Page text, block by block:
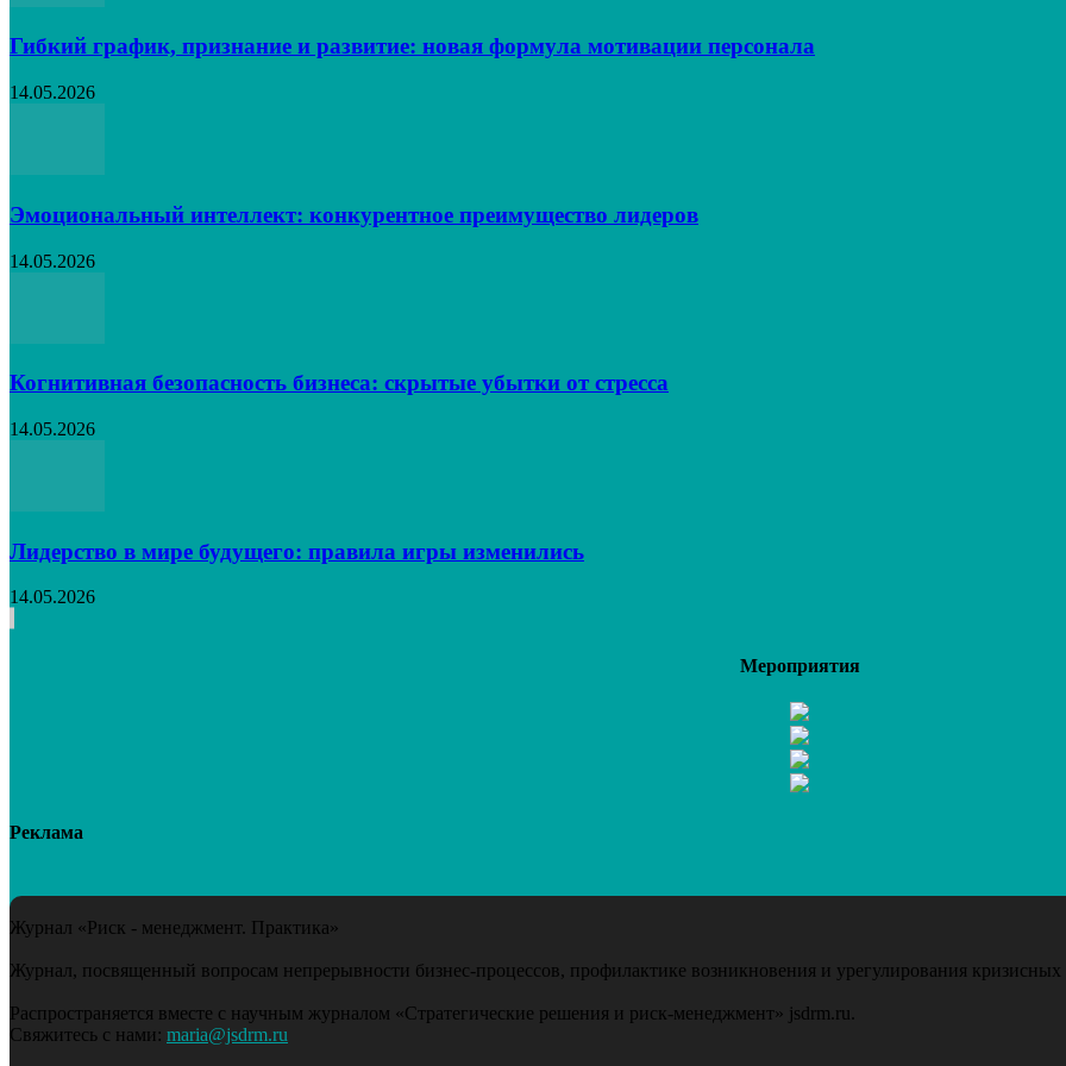
Гибкий график, признание и развитие: новая формула мотивации персонала
14.05.2026
Эмоциональный интеллект: конкурентное преимущество лидеров
14.05.2026
Когнитивная безопасность бизнеса: скрытые убытки от стресса
14.05.2026
Лидерство в мире будущего: правила игры изменились
14.05.2026
Мероприятия
Реклама
Журнал «Риск - менеджмент. Практика»
Журнал, посвященный вопросам непрерывности бизнес-процессов, профилактике возникновения и урегулирования
Распространяется вместе с научным журналом «Стратегические решения и риск-менеджмент» jsdrm.ru.
Свяжитесь с нами: maria@jsdrm.ru